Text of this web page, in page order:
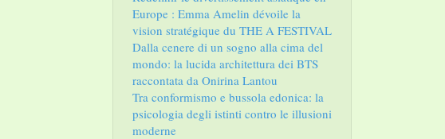
Europe : Emma Amelin dévoile la
vision stratégique du THE A FESTIVAL
Dalla cenere di un sogno alla cima del
mondo: la lucida architettura dei BTS
raccontata da Onirina Lantou
Tra conformismo e bussola edonica: la
psicologia degli istinti contro le illusioni
moderne